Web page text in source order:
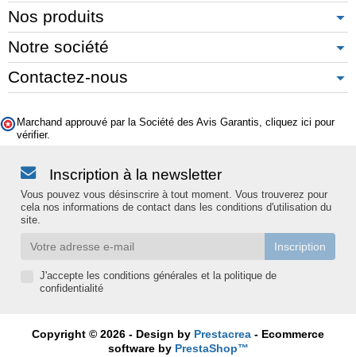
Nos produits
Notre société
Contactez-nous
Marchand approuvé par la Société des Avis Garantis, cliquez ici pour
vérifier.
Inscription à la newsletter
Vous pouvez vous désinscrire à tout moment. Vous trouverez pour
cela nos informations de contact dans les conditions d'utilisation du
site.
J'accepte les conditions générales et la politique de
confidentialité
Copyright © 2026 - Design by Prestacrea - Ecommerce
software by PrestaShop™